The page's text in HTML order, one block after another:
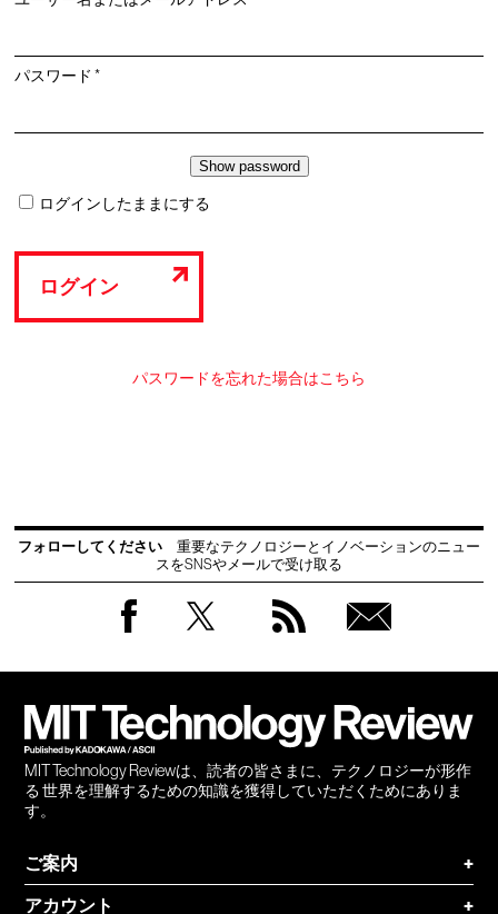
パスワード*必
ログインしたままにする
ログイン
パスワードを忘れた場合はこちら
フォローしてください
重要なテクノロジーとイノベーションのニュー
スをSNSやメールで受け取る
MIT Technology Reviewは、読者の皆さまに、テクノロジーが形作
る 世界を理解するための知識を獲得していただくためにありま
す。
ご案内
+
アカウント
+